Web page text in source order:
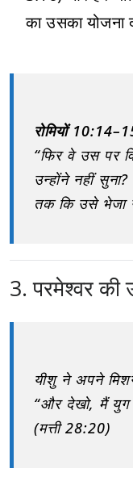
का उसका योजना
रोमियों
“फिर वे उस पर
उन्होंने नहीं
तक कि उसे भेजा
3. परमेश्वर की
यीशु ने अपने
“और देखो, मैं
(मत्ती 28:20)